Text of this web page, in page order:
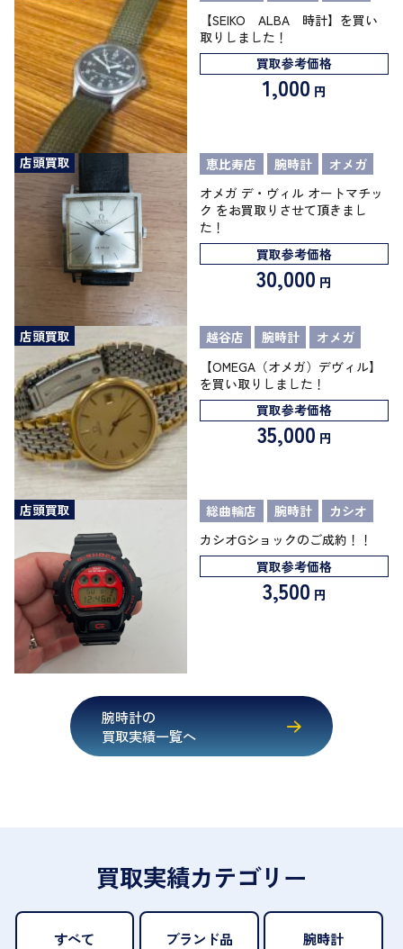
【SEIKO ALBA 時計】を買い
取りしました！
買取参考価格
1,000 円
店頭買取 恵比寿店 腕時計
オメガ
オメガ デ・ヴィル オートマチッ
ク をお買取りさせて頂きまし
た！
買取参考価格
30,000 円
店頭買取 越谷店 腕時計
オメガ
【OMEGA（オメガ）デヴィル】
を買い取りしました！
買取参考価格
35,000 円
店頭買取 総曲輪店 腕時計
カシオ
カシオGショックのご成約！！
買取参考価格
3,500 円
腕時計の
買取実績一覧へ
買取実績カテゴリー
すべて ブランド品 腕時計